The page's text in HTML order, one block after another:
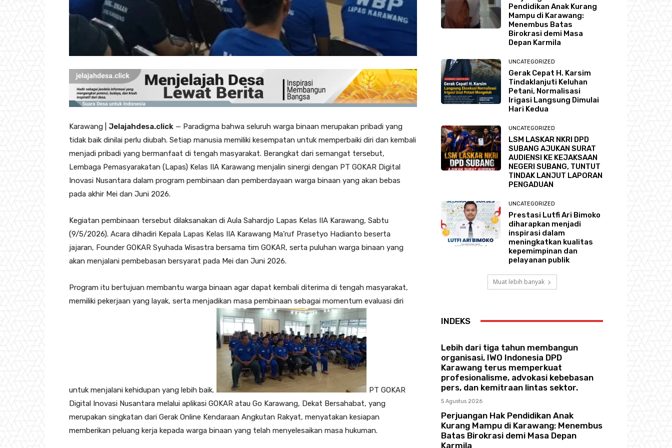
Karawang | Jelajahdesa.click — Paradigma bahwa seluruh warga binaan merupakan pribadi yang
tidak baik dinilai perlu diubah. Setiap manusia memiliki kesempatan untuk memperbaiki diri dan kembali
menjadi pribadi yang bermanfaat di tengah masyarakat. Berangkat dari semangat tersebut,
Lembaga Pemasyarakatan (Lapas) Kelas IIA Karawang menjalin sinergi dengan PT GOKAR Digital
Inovasi Nusantara dalam program pembinaan dan pemberdayaan warga binaan yang akan bebas
pada akhir Mei dan Juni 2026.
‎‎Kegiatan pembinaan tersebut dilaksanakan di Aula Sahardjo Lapas Kelas IIA Karawang, Sabtu
(9/5/2026). Acara dihadiri Kepala Lapas Kelas IIA Karawang Ma’ruf Prasetyo Hadianto beserta
jajaran, Founder GOKAR Syuhada Wisastra bersama tim GOKAR, serta puluhan warga binaan yang
akan menjalani pembebasan bersyarat pada Mei dan Juni 2026.
‎‎Program itu bertujuan membantu warga binaan agar dapat kembali diterima di tengah masyarakat,
memiliki pekerjaan yang layak, serta menjadikan masa pembinaan sebagai momentum evaluasi diri
untuk menjalani kehidupan yang lebih baik.‎
PT GOKAR
Digital Inovasi Nusantara melalui aplikasi GOKAR atau Go Karawang, Dekat Bersahabat, yang
merupakan singkatan dari Gerak Online Kendaraan Angkutan Rakyat, menyatakan kesiapan
memberikan peluang kerja kepada warga binaan yang telah menyelesaikan masa hukuman.
Pendidikan Anak Kurang
Mampu di Karawang:
Menembus Batas
Birokrasi demi Masa
Depan Karmila
UNCATEGORIZED
Gerak Cepat H. Karsim
Tindaklanjuti Keluhan
Petani, Normalisasi
Irigasi Langsung Dimulai
Hari Kedua
UNCATEGORIZED
LSM LASKAR NKRI DPD
SUBANG AJUKAN SURAT
AUDIENSI KE KEJAKSAAN
NEGERI SUBANG, TUNTUT
TINDAK LANJUT LAPORAN
PENGADUAN
UNCATEGORIZED
Prestasi Lutfi Ari Bimoko
diharapkan menjadi
inspirasi dalam
meningkatkan kualitas
kepemimpinan dan
pelayanan publik
Muat lebih banyak
INDEKS
Lebih dari tiga tahun membangun
organisasi, IWO Indonesia DPD
Karawang terus memperkuat
profesionalisme, advokasi kebebasan
pers, dan kemitraan lintas sektor.
5 Agustus 2026
Perjuangan Hak Pendidikan Anak
Kurang Mampu di Karawang: Menembus
Batas Birokrasi demi Masa Depan
Karmila